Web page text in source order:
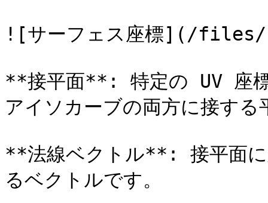
![サーフェス座標](/files/
**接平面**: 特定の UV 座
アイソカーブの両方に接する
**法線ベクトル**: 接平面に
るベクトルです。